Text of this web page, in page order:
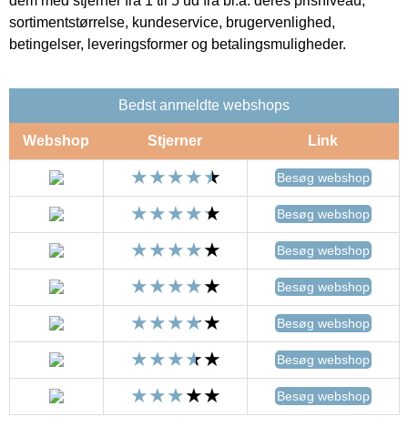
sortimentstørrelse, kundeservice, brugervenlighed,
betingelser, leveringsformer og betalingsmuligheder.
Bedst anmeldte webshops
Webshop Stjerner Link
Besøg webshop
Besøg webshop
Besøg webshop
Besøg webshop
Besøg webshop
Besøg webshop
Besøg webshop